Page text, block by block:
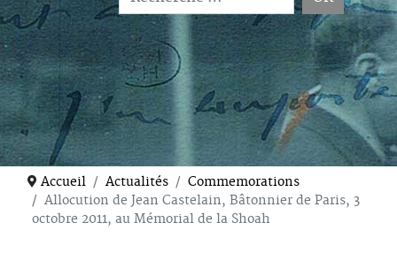
Type 2 or more characters for results.
Accueil Actualités
Commemorations
Allocution de Jean Castelain, Bâtonnier de Paris, 3
octobre 2011, au Mémorial de la Shoah